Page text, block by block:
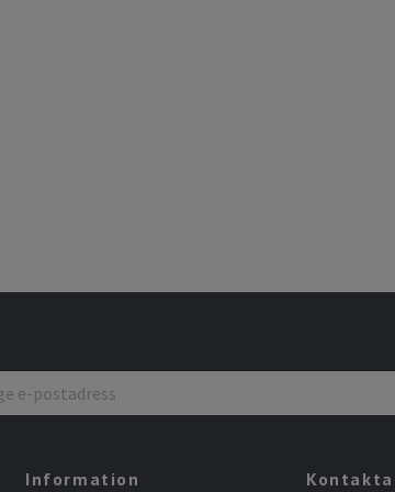
Information